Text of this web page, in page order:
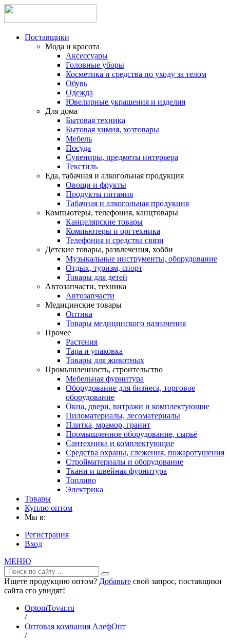
Поставщики
Мода и красота
Аксессуары
Головные уборы
Косметика и средства по уходу за телом
Обувь
Одежда
Ювелирные украшения и изделия
Для дома
Бытовая техника
Бытовая химия, хозтовары
Мебель
Посуда
Сувениры, предметы интерьера
Текстиль
Еда, табачная и алкогольная продукция
Овощи и фрукты
Продукты питания
Табачная и алкогольная продукция
Компьютеры, телефония, канцтовары
Канцелярские товары
Компьютеры и оргтехника
Телефония и средства связи
Детские товары, развлечения, хобби
Музыкальные инструменты, оборудование
Отдых, туризм, спорт
Товары для детей
Автозапчасти, техника
Автозапчасти
Медицинские товары
Оптика
Товары медицинского назначения
Прочее
Растения
Тара и упаковка
Товары для животных
Промышленность, строительство
Мебельная фурнитура
Оборудование для бизнеса, торговое
оборудование
Окна, двери, витражи и комплектующие
Пиломатериалы, лесоматериалы
Плитка, мрамор, гранит
Промышленное оборудование, сырьё
Сантехника и комплектующие
Средства охраны, слежения, пожаротушения
Стройматериалы и оборудование
Ткани и швейная фурнитура
Топливо
Электрика
Товары
Куплю оптом
Мы в:
Регистрация
Вход
МЕНЮ
Ищете продукцию оптом? Добавьте свой запрос, поставщики
сайта его увидят!
OptomTovar.ru
/
Оптовая компания АлефОпт
/